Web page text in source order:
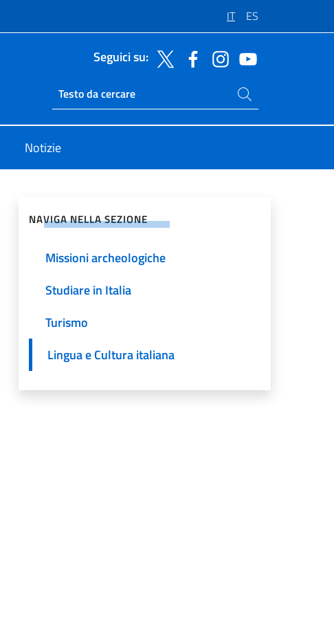
IT ES
Seguici su:
Ricerca sito live
Cerca nel sito
Notizie
NAVIGA NELLA SEZIONE
Missioni archeologiche
Studiare in Italia
Turismo
Lingua e Cultura italiana